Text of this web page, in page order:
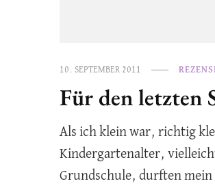
10. SEPTEMBER 2011
Für den letzten
Als ich klein war, richtig
Kindergartenalter,
Grundschule, durften mein